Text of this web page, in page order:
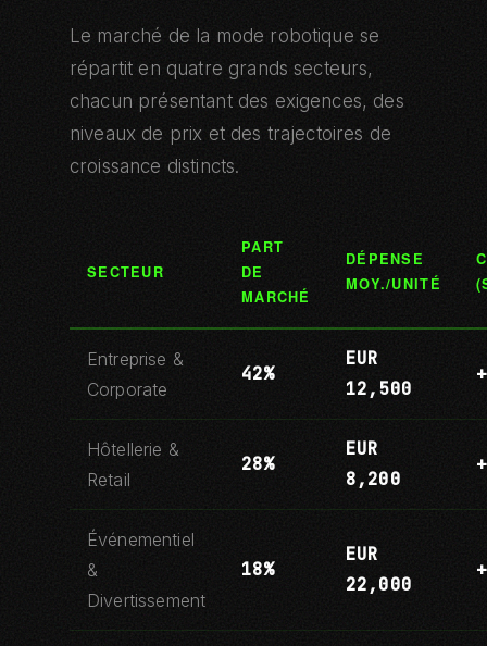
Le marché de la mode robotique se
répartit en quatre grands secteurs,
chacun présentant des exigences, des
niveaux de prix et des trajectoires de
croissance distincts.
SECTEUR
PART
DE
MARCHÉ
DÉPENSE
MOY./UNITÉ
Entreprise &
Corporate
42%
EUR
12,500
Hôtellerie &
Retail
28%
EUR
8,200
Événementiel
&
Divertissement
18%
EUR
22,000